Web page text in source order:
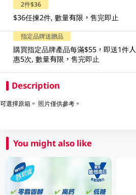
2件$36
$36任揀2件, 數量有限，售完即止
指定品牌送贈品
購買指定品牌產品每滿$55，即送1件
惠5次, 數量有限，售完即止
Description
可選擇原箱。 照片僅供參考。
You might also like